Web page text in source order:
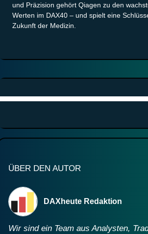
und Präzision gehört Qiagen zu den
Werten im DAX40 – und spielt eine
Zukunft der Medizin.
ÜBER DEN AUTOR
DAXheute Redaktion
Wir sind ein Team aus Analysten,